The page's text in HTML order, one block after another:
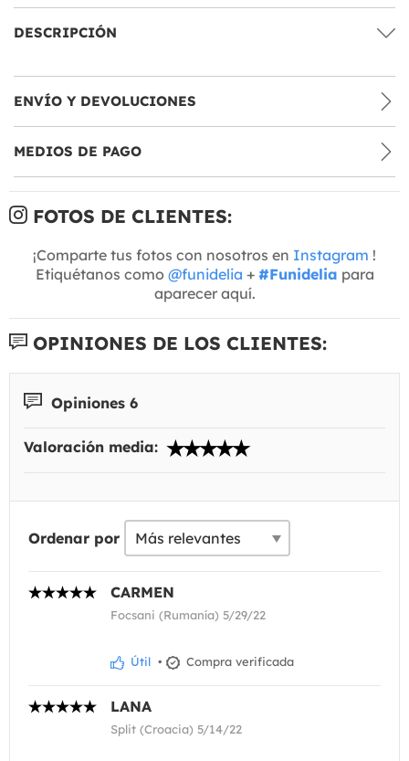
DESCRIPCIÓN
ENVÍO Y DEVOLUCIONES
MEDIOS DE PAGO
FOTOS DE CLIENTES:
¡Comparte tus fotos con nosotros en Instagram !
Etiquétanos como @funidelia + #Funidelia para
aparecer aquí.
OPINIONES DE LOS CLIENTES:
Opiniones 6
Valoración media:
Ordenar por
CARMEN
Focsani (Rumanía) 5/29/22
Útil • Compra verificada
LANA
Split (Croacia) 5/14/22